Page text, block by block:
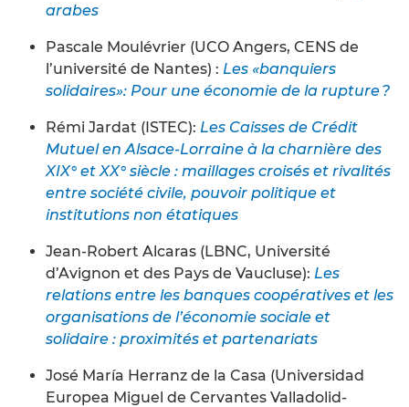
arabes
Pascale Moulévrier (UCO Angers, CENS de
l’université de Nantes) : Les «banquiers
solidaires»: Pour une économie de la rupture ?
Rémi Jardat (ISTEC): Les Caisses de Crédit
Mutuel en Alsace-Lorraine à la charnière des
XIX° et XX° siècle : maillages croisés et rivalités
entre société civile, pouvoir politique et
institutions non étatiques
Jean-Robert Alcaras (LBNC, Université
d’Avignon et des Pays de Vaucluse): Les
relations entre les banques coopératives et les
organisations de l’économie sociale et
solidaire : proximités et partenariats
José María Herranz de la Casa (Universidad
Europea Miguel de Cervantes Valladolid-